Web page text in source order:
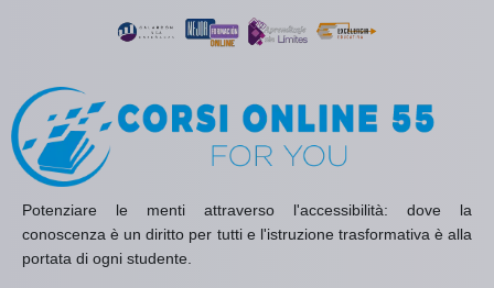
Potenziare le menti attraverso l'accessibilità: dove la
conoscenza è un diritto per tutti e l'istruzione trasformativa è alla
portata di ogni studente.